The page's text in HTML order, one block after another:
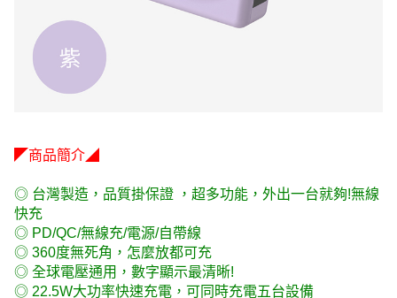
◤商品簡介◢
◎ 台灣製造，品質掛保證 ，超多功能，外出一台就夠!無線
快充
◎ PD/QC/無線充/電源/自帶線
◎ 360度無死角，怎麼放都可充
◎ 全球電壓通用，數字顯示最清晰!
◎ 22.5W大功率快速充電，可同時充電五台設備